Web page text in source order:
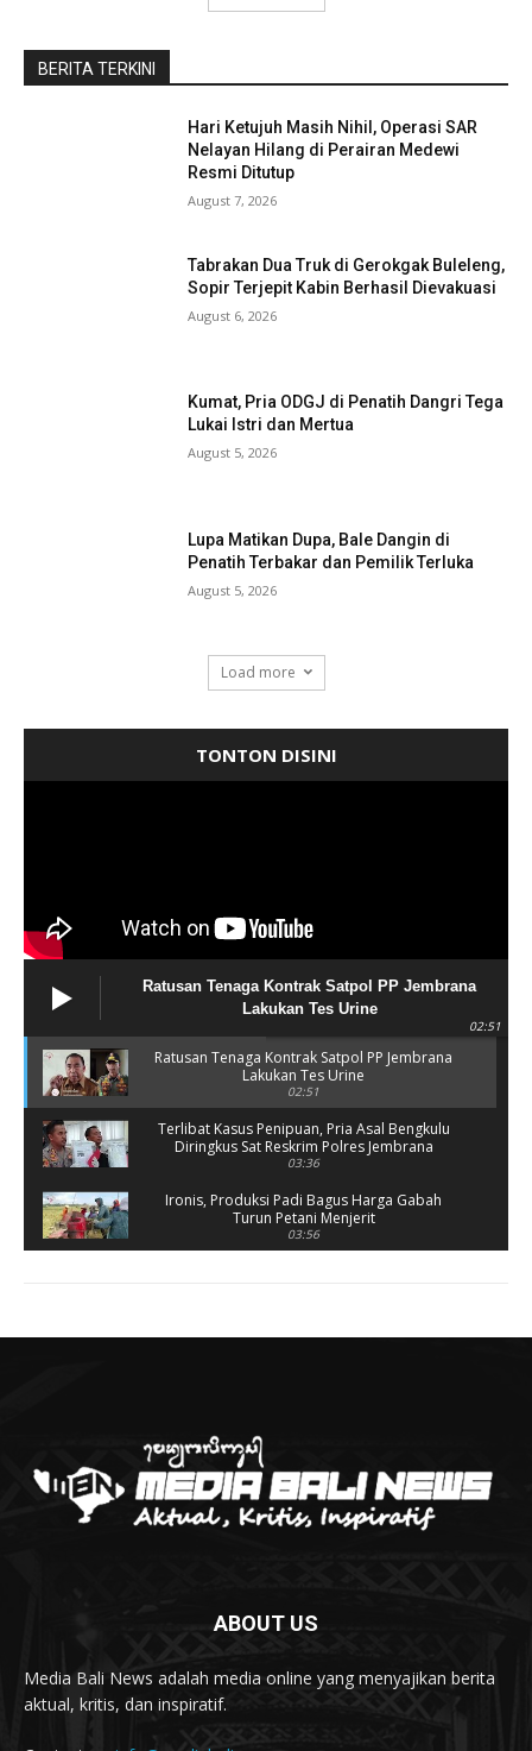
BERITA TERKINI
Hari Ketujuh Masih Nihil, Operasi SAR
Nelayan Hilang di Perairan Medewi
Resmi Ditutup
August 7, 2026
Tabrakan Dua Truk di Gerokgak Buleleng,
Sopir Terjepit Kabin Berhasil Dievakuasi
August 6, 2026
Kumat, Pria ODGJ di Penatih Dangri Tega
Lukai Istri dan Mertua
August 5, 2026
Lupa Matikan Dupa, Bale Dangin di
Penatih Terbakar dan Pemilik Terluka
August 5, 2026
Load more
TONTON DISINI
Ratusan Tenaga Kontrak Satpol PP Jembrana
Lakukan Tes Urine
02:51
Ratusan Tenaga Kontrak Satpol PP Jembrana
Lakukan Tes Urine
02:51
Terlibat Kasus Penipuan, Pria Asal Bengkulu
Diringkus Sat Reskrim Polres Jembrana
03:36
Ironis, Produksi Padi Bagus Harga Gabah
Turun Petani Menjerit
03:56
Polres Jembrana Bekuk Pelaku Pencurian
Ungkap Penyebab Kebakaran Pasar Lelateng,
Polda Bali Terjunkan Tim Labfor
02:57
Diduga OC, Mobil Hantam Pos Polisi di Melaya
Warga Melaya Antusias Sambut Kedatangan
ABOUT US
Media Bali News adalah media online yang menyajikan berita
aktual, kritis, dan inspiratif.